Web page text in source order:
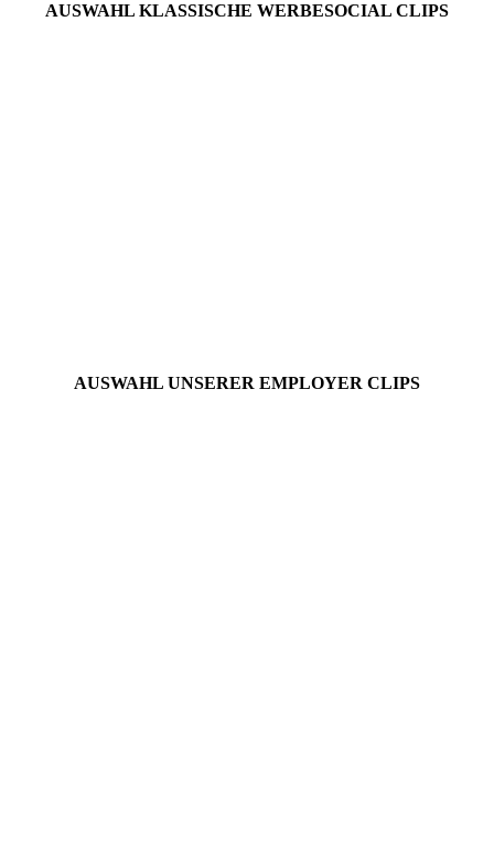
AUSWAHL KLASSISCHE WERBESOCIAL CLIPS
AUSWAHL UNSERER EMPLOYER CLIPS